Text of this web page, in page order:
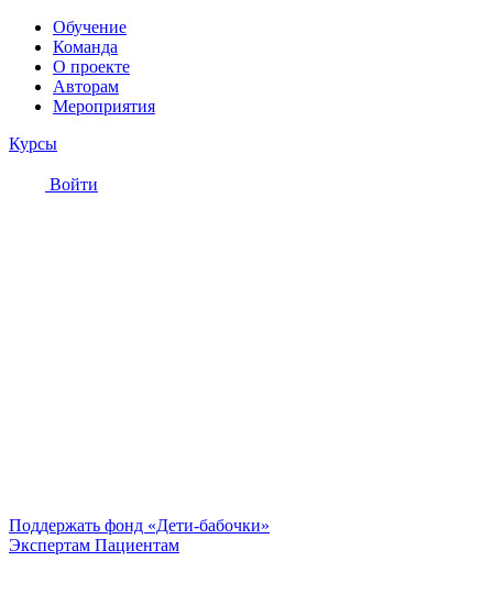
Обучение
Команда
О проекте
Авторам
Мероприятия
Курсы
Войти
Поддержать фонд «Дети-бабочки»
Экспертам Пациентам